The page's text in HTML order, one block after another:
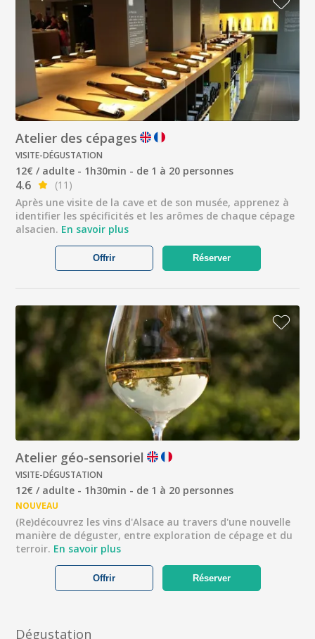
Atelier des cépages
VISITE-DÉGUSTATION
12€ / adulte - 1h30min - de 1 à 20 personnes
4.6
(11)
Après une visite de la cave et de son musée, apprenez à
identifier les spécificités et les arômes de chaque cépage
alsacien. En savoir plus
Réserver
Offrir
Atelier géo-sensoriel
VISITE-DÉGUSTATION
12€ / adulte - 1h30min - de 1 à 20 personnes
NOUVEAU
(Re)découvrez les vins d'Alsace au travers d'une nouvelle
manière de déguster, entre exploration de cépage et du
terroir. En savoir plus
Réserver
Offrir
Dégustation